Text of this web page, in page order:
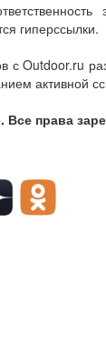
гиперссылки.
с Outdoor.ru
активной
Все права